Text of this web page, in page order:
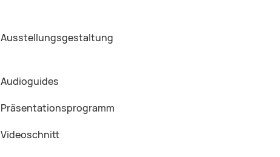
Ausstellungsgestaltung
Audioguides
Präsentationsprogramm
Videoschnitt